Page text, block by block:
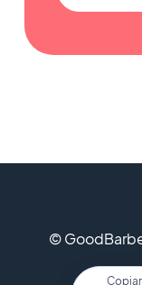
Copiar
©